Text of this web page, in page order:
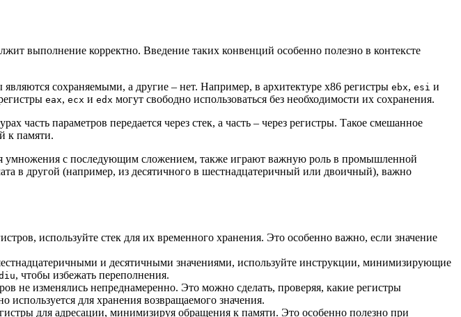
выполнение корректно. Введение таких конвенций особенно полезно в контексте
сохраняемыми, а другие – нет. Например, в архитектуре x86 регистры ebx, esi и
eax, ecx и edx могут свободно использоваться без необходимости их сохранения.
часть параметров передается через стек, а часть – через регистры. Такое смешанное
к памяти.
умножения с последующим сложением, также играют важную роль в промышленной
в другой (например, из десятичного в шестнадцатеричный или двоичный), важно
используйте стек для их временного хранения. Это особенно важно, если значение
и десятичными значениями, используйте инструкции, минимизирующие
, чтобы избежать переполнения.
не изменялись непреднамеренно. Это можно сделать, проверяя, какие регистры
используется для хранения возвращаемого значения.
для адресации, минимизируя обращения к памяти. Это особенно полезно при